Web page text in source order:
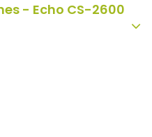
- Echo CS-2600